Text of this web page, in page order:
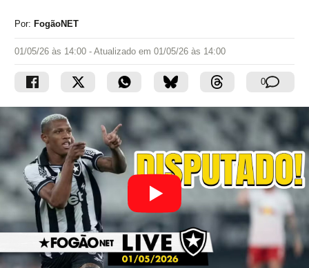
Por: FogãoNET
01/05/26 às 14:00 - Atualizado em 01/05/26 às 14:00
0